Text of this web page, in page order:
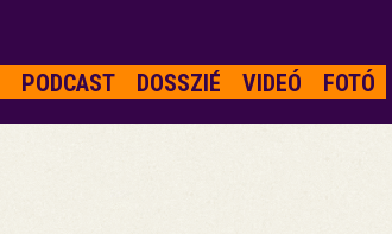
PODCAST DOSSZIÉ VIDEÓ FOTÓ